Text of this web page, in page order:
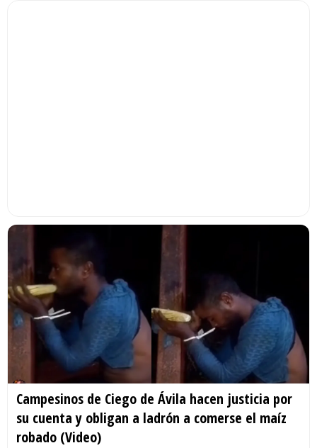
Campesinos de Ciego de Ávila hacen justicia por
su cuenta y obligan a ladrón a comerse el maíz
robado (Video)